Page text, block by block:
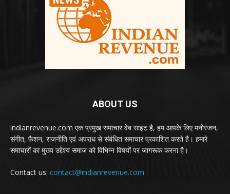
ABOUT US
indianrevenue.com एक प्रमुख समाचार वेब साइट है, हम आपके लिए मनोरंजन,
संगीत, फैशन, राजनीति एवं अपराध से संबंधित समाचार प्रकाशित करते है। हमारे
समाचारों का मुख्य उद्देश्य समाज को विभिन्न विषयों पर जागरूक करना है।
Contact us: contact@indianrevenue.com